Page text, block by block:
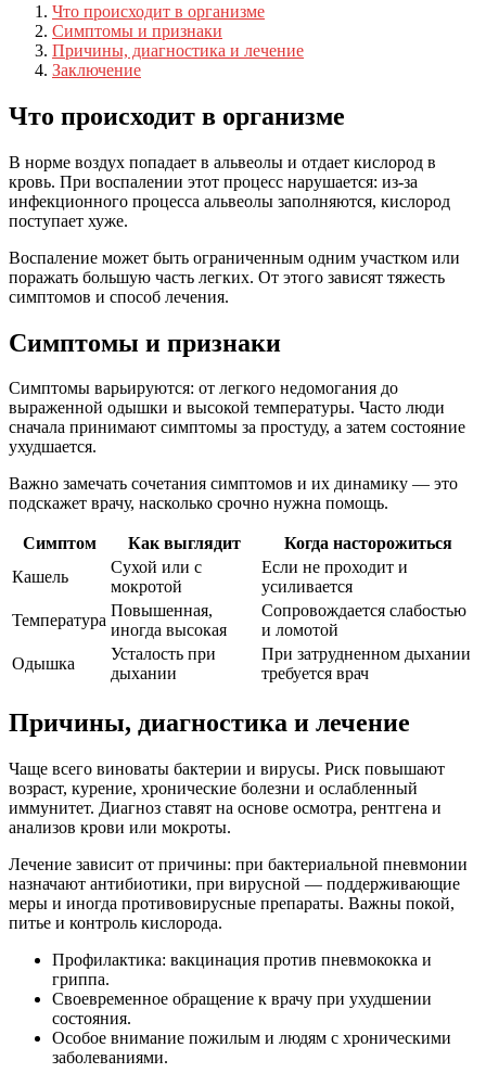
Что происходит в организме
Симптомы и признаки
Причины, диагностика и лечение
Заключение
Что происходит в организме
В норме воздух попадает в альвеолы и отдает кислород в
кровь. При воспалении этот процесс нарушается: из-за
инфекционного процесса альвеолы заполняются, кислород
поступает хуже.
Воспаление может быть ограниченным одним участком или
поражать большую часть легких. От этого зависят тяжесть
симптомов и способ лечения.
Симптомы и признаки
Симптомы варьируются: от легкого недомогания до
выраженной одышки и высокой температуры. Часто люди
сначала принимают симптомы за простуду, а затем состояние
ухудшается.
Важно замечать сочетания симптомов и их динамику — это
подскажет врачу, насколько срочно нужна помощь.
Симптом Как выглядит
Когда насторожиться
Кашель
Сухой или с
мокротой
Если не проходит и
усиливается
Температура
Повышенная,
иногда высокая
Сопровождается слабостью
и ломотой
Одышка
Усталость при
дыхании
При затрудненном дыхании
требуется врач
Причины, диагностика и лечение
Чаще всего виноваты бактерии и вирусы. Риск повышают
возраст, курение, хронические болезни и ослабленный
иммунитет. Диагноз ставят на основе осмотра, рентгена и
анализов крови или мокроты.
Лечение зависит от причины: при бактериальной пневмонии
назначают антибиотики, при вирусной — поддерживающие
меры и иногда противовирусные препараты. Важны покой,
питье и контроль кислорода.
Профилактика: вакцинация против пневмококка и
гриппа.
Своевременное обращение к врачу при ухудшении
состояния.
Особое внимание пожилым и людям с хроническими
заболеваниями.